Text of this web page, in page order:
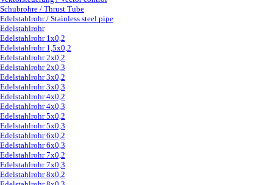
Schubrohre / Thrust Tube
Edelstahlrohr / Stainless steel pipe
Edelstahlrohr
Edelstahlrohr 1x0,2
Edelstahlrohr 1,5x0,2
Edelstahlrohr 2x0,2
Edelstahlrohr 2x0,3
Edelstahlrohr 3x0,2
Edelstahlrohr 3x0,3
Edelstahlrohr 4x0,2
Edelstahlrohr 4x0,3
Edelstahlrohr 5x0,2
Edelstahlrohr 5x0,3
Edelstahlrohr 6x0,2
Edelstahlrohr 6x0,3
Edelstahlrohr 7x0,2
Edelstahlrohr 7x0,3
Edelstahlrohr 8x0,2